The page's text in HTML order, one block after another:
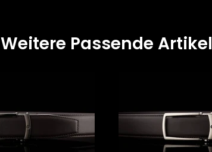
Weitere Passende Artikel